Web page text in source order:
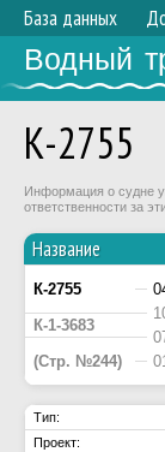
База данных
Водный
К-2755
Информация о судне
ответственности за
Название
К-2755
К-1-3683
(Стр. №244)
Тип:
Проект: